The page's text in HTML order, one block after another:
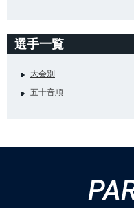
選手一覧
大会別
五十音順